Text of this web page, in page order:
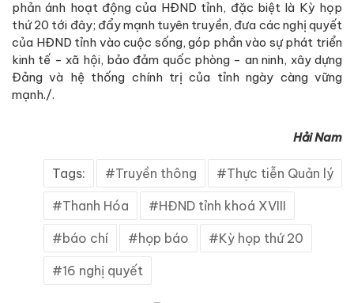
phản ánh hoạt động của HĐND tỉnh, đặc biệt là Kỳ họp
thứ 20 tới đây; đẩy mạnh tuyên truyền, đưa các nghị quyết
của HĐND tỉnh vào cuộc sống, góp phần vào sự phát triển
kinh tế - xã hội, bảo đảm quốc phòng - an ninh, xây dựng
Đảng và hệ thống chính trị của tỉnh ngày càng vững
mạnh./.
Hải Nam
Tags: Truyền thông Thực tiễn Quản lý
Thanh Hóa HĐND tỉnh khoá XVIII
báo chí họp báo Kỳ họp thứ 20
16 nghị quyết